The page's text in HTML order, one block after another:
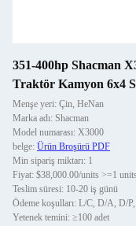
351-400hp Shacman
Traktör Kamyon 6x4
Menşe yeri: Çin, HeNan
Marka adı: Shacman
Model numarası: X3000
belge: Ürün Broşürü PDF
Min sipariş miktarı: 1
Fiyat: $38,000.00/units >=1
Teslim süresi: 10-20 iş günü
Ödeme koşulları: L/C, D/A, D/
Yetenek temini: ≥100 adet